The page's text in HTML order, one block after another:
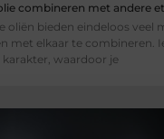
combineren met andere
oliën bieden eindeloos veel
met elkaar te combineren.
karakter, waardoor je